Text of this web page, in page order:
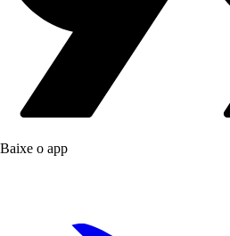
Baixe o app